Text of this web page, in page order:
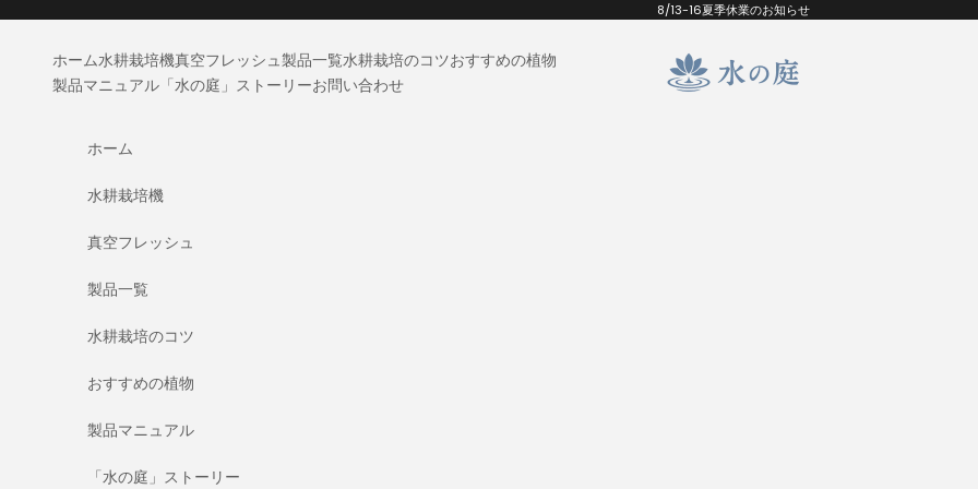
8/13-16夏季休業のお知らせ
水の庭
ホーム水耕栽培機真空フレッシュ製品一覧水耕栽培のコツおすすめの植物
製品マニュアル 「水の庭」ストーリーお問い合わせ
ホーム
水耕栽培機
真空フレッシュ
製品一覧
水耕栽培のコツ
おすすめの植物
製品マニュアル
「水の庭」ストーリー